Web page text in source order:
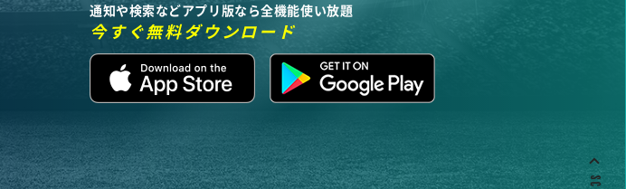
通知や検索などアプリ版なら全機能使い放題
今すぐ無料ダウンロード